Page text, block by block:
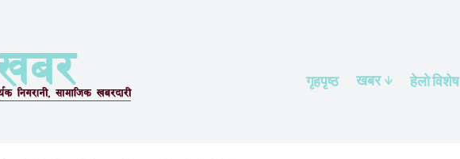
गृहपृष्ठ खबर हेलाे विशेष